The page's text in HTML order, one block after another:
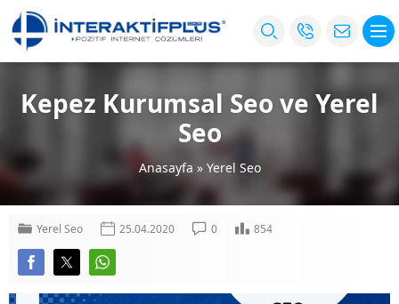
Kepez Kurumsal Seo ve Yerel
Seo
Anasayfa » Yerel Seo
Yerel Seo 25.04.2020 0 854